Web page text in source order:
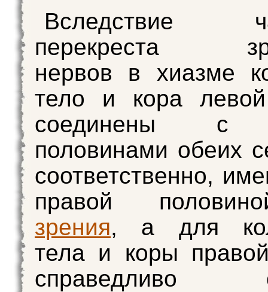
Вследствие
перекреста
нервов в хиазме
тело и кора
соединены с
половинами обеих
соответственно,
правой
зрения, а для
тела и коры
справедливо